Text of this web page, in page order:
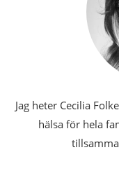
Jag heter Cecilia
hälsa för hela